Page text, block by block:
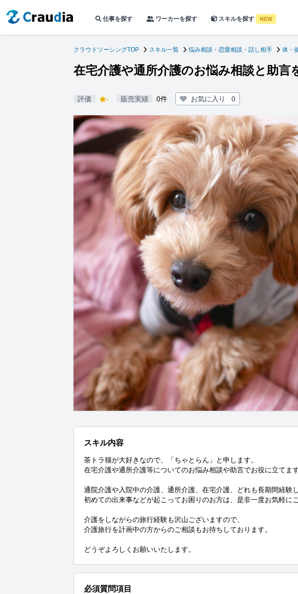
仕事を探す ワーカーを探す スキルを探す NEW
クラウドソーシングTOP スキル一覧 悩み相談・恋愛相談・話し相手 体・
在宅介護や通所介護のお悩み相談と助言
評価 - 販売実績 0件 お気に入り 0
スキル内容
茶トラ猫が大好きなので、「ちゃとらん」と申します。
在宅介護や通所介護等についてのお悩み相談や助言でお役に立てま
通院介護や入院中の介護、通所介護、在宅介護、どれも長期間経験
初めての出来事などが起こってお困りのお方は、是非一度お気軽に
介護をしながらの旅行経験も沢山ございますので、
介護旅行を計画中の方からのご相談もお待ちしております。
どうぞよろしくお願いいたします。
必須質問項目